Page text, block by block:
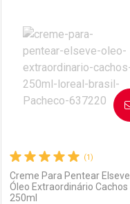
Laboratório
Por Menos
(1)
Creme Para Pentear Elseve
Óleo Extraordinário Cachos
250ml
AVISE-ME